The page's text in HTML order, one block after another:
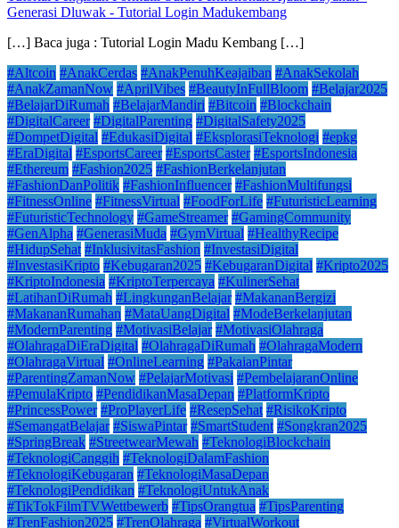
Generasi Dluwak - Tutorial Login Madukembang
[…] Baca juga : Tutorial Login Madu Kembang […]
#Altcoin #AnakCerdas #AnakPenuhKeajaiban #AnakSekolah
#AnakZamanNow #AprilVibes #BeautyInFullBloom #Belajar2025
#BelajarDiRumah #BelajarMandiri #Bitcoin #Blockchain
#DigitalCareer #DigitalParenting #DigitalSafety2025
#DompetDigital #EdukasiDigital #EksplorasiTeknologi #epkg
#EraDigital #EsportsCareer #EsportsCaster #EsportsIndonesia
#Ethereum #Fashion2025 #FashionBerkelanjutan
#FashionDanPolitik #FashionInfluencer #FashionMultifungsi
#FitnessOnline #FitnessVirtual #FoodForLife #FuturisticLearning
#FuturisticTechnology #GameStreamer #GamingCommunity
#GenAlpha #GenerasiMuda #GymVirtual #HealthyRecipe
#HidupSehat #InklusivitasFashion #InvestasiDigital
#InvestasiKripto #Kebugaran2025 #KebugaranDigital #Kripto2025
#KriptoIndonesia #KriptoTerpercaya #KulinerSehat
#LatihanDiRumah #LingkunganBelajar #MakananBergizi
#MakananRumahan #MataUangDigital #ModeBerkelanjutan
#ModernParenting #MotivasiBelajar #MotivasiOlahraga
#OlahragaDiEraDigital #OlahragaDiRumah #OlahragaModern
#OlahragaVirtual #OnlineLearning #PakaianPintar
#ParentingZamanNow #PelajarMotivasi #PembelajaranOnline
#PemulaKripto #PendidikanMasaDepan #PlatformKripto
#PrincessPower #ProPlayerLife #ResepSehat #RisikoKripto
#SemangatBelajar #SiswaPintar #SmartStudent #Songkran2025
#SpringBreak #StreetwearMewah #TeknologiBlockchain
#TeknologiCanggih #TeknologiDalamFashion
#TeknologiKebugaran #TeknologiMasaDepan
#TeknologiPendidikan #TeknologiUntukAnak
#TikTokFilmTVWettbewerb #TipsOrangtua #TipsParenting
#TrenFashion2025 #TrenOlahraga #VirtualWorkout